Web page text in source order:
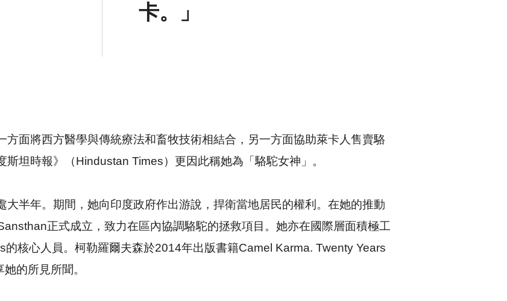
卡。
方面將西方醫學與傳統療法和畜牧技術相結合，另一方面協助萊卡人售賣駱
坦時報》（Hindustan Times）更因此稱她為「駱駝女神」。
大半年。期間，她向印度政府作出游說，捍衛當地居民的權利。在她的推動
正式成立，致力在區內協調駱駝的拯救項目。她亦在國際層面積極工
核心人員。柯勒羅爾夫森於2014年出版書籍Camel Karma. Twenty Years
她的所見所聞。